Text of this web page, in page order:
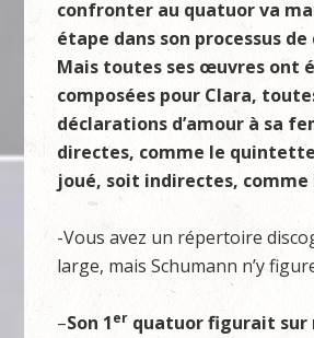
confronter au quatuor va
étape dans son processus
Mais toutes ses œuvres ont
composées pour Clara,
déclarations d’amour à sa
directes, comme le
joué, soit indirectes, comme
-Vous avez un répertoire
large, mais Schumann n’y
–Son 1er quatuor figurait sur